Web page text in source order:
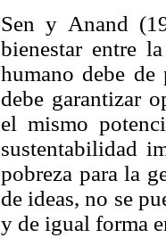
Sen y Anand
bienestar entre
humano debe de
debe garantizar
el mismo
sustentabilidad
pobreza para la
de ideas, no se
y de igual forma